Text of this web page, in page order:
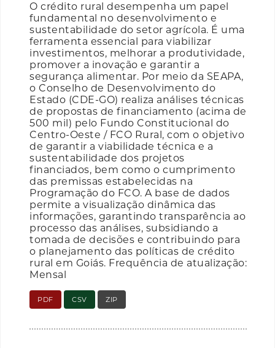
O crédito rural desempenha um papel
fundamental no desenvolvimento e
sustentabilidade do setor agrícola. É uma
ferramenta essencial para viabilizar
investimentos, melhorar a produtividade,
promover a inovação e garantir a
segurança alimentar. Por meio da SEAPA,
o Conselho de Desenvolvimento do
Estado (CDE-GO) realiza análises técnicas
de propostas de financiamento (acima de
500 mil) pelo Fundo Constitucional do
Centro-Oeste / FCO Rural, com o objetivo
de garantir a viabilidade técnica e a
sustentabilidade dos projetos
financiados, bem como o cumprimento
das premissas estabelecidas na
Programação do FCO. A base de dados
permite a visualização dinâmica das
informações, garantindo transparência ao
processo das análises, subsidiando a
tomada de decisões e contribuindo para
o planejamento das políticas de crédito
rural em Goiás. Frequência de atualização:
Mensal
PDF CSV ZIP